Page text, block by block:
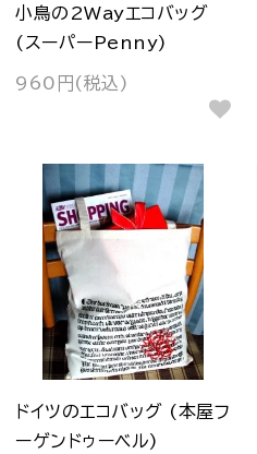
小鳥の2Wayエコバッグ
(スーパーPenny)
960円(税込)
ドイツのエコバッグ (本屋フ
ーゲンドゥーベル)